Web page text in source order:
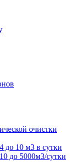
очистки
до 10 м3 в сутки
до 5000м3/сутки